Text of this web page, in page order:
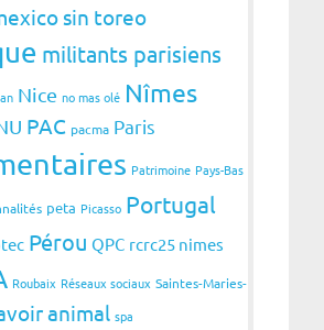
sin toreo
militants parisiens
Nice no mas olé Nîmes
PAC pacma Paris
Patrimoine Pays-Bas
peta Picasso Portugal
Pérou QPC rcrc25 nimes
Roubaix Réseaux sociaux Saintes-Maries-
animal spa